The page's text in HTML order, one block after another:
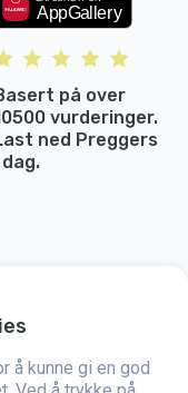
på over
vurderinger.
ned Preggers
dag.
Stroller AB i 2017.
for både blivende og
å kunne gi en god